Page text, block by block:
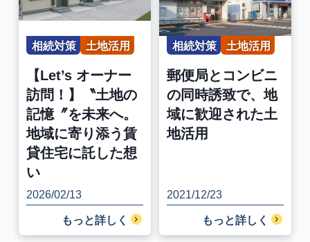
相続対策 土地活用
【Let’s オーナー
訪問！】〝土地の
記憶〞を未来へ。
地域に寄り添う賃
貸住宅に託した想
い
2026/02/13
もっと詳しく
相続対策 土地活用
郵便局とコンビニ
の同時誘致で、地
域に歓迎された土
地活用
2021/12/23
もっと詳しく